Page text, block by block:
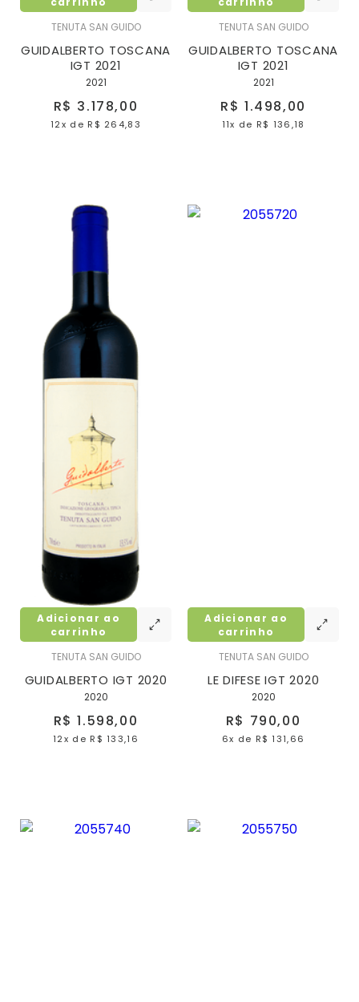
TENUTA SAN GUIDO
GUIDALBERTO TOSCANA
IGT 2021
2021
R$ 3.178,00
12x de R$ 264,83
TENUTA SAN GUIDO
GUIDALBERTO TOSCANA
IGT 2021
2021
R$ 1.498,00
11x de R$ 136,18
TENUTA SAN GUIDO
GUIDALBERTO IGT 2020
2020
R$ 1.598,00
12x de R$ 133,16
Adicionar ao
carrinho
TENUTA SAN GUIDO
LE DIFESE IGT 2020
2020
R$ 790,00
6x de R$ 131,66
Adicionar ao
carrinho